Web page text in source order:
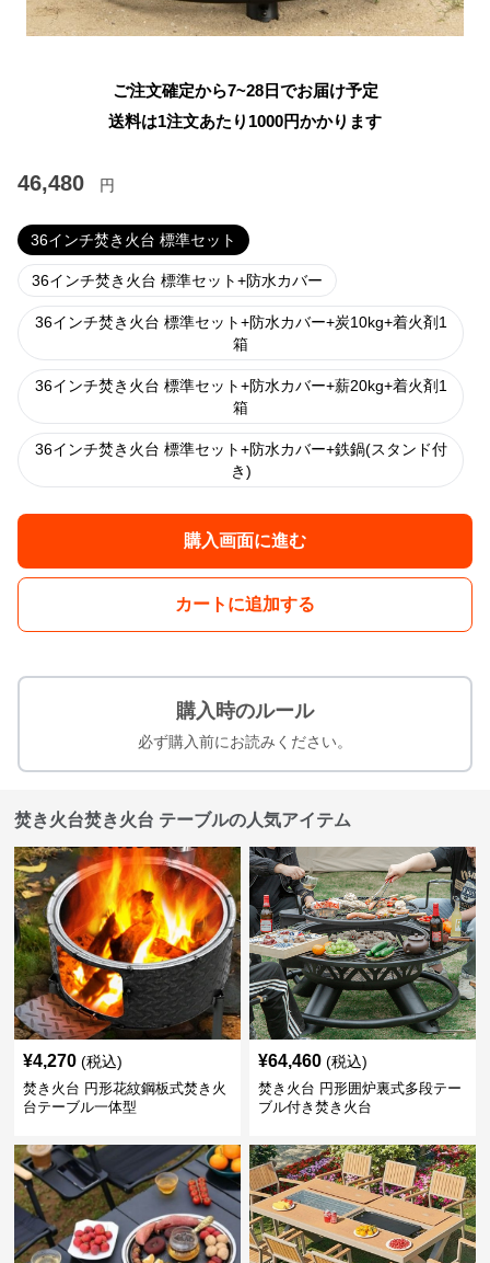
ご注文確定から7~28日でお届け予定
送料は1注文あたり 1000円かかります
46,480 円
36インチ焚き火台 標準セット
36インチ焚き火台 標準セット+防水カバー
36インチ焚き火台 標準セット+防水カバー+炭10kg+着火剤1
箱
36インチ焚き火台 標準セット+防水カバー+薪20kg+着火剤1
箱
36インチ焚き火台 標準セット+防水カバー+鉄鍋(スタンド付
き)
購入画面に進む
カートに追加する
購入時のルール
必ず購入前にお読みください。
焚き火台焚き火台 テーブルの人気アイテム
¥4,270 (税込)
焚き火台 円形花紋鋼板式焚き火
台テーブル一体型
¥64,460 (税込)
焚き火台 円形囲炉裏式多段テー
ブル付き焚き火台